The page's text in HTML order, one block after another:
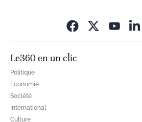
Le360 en un clic
Politique
Economie
Société
International
Culture